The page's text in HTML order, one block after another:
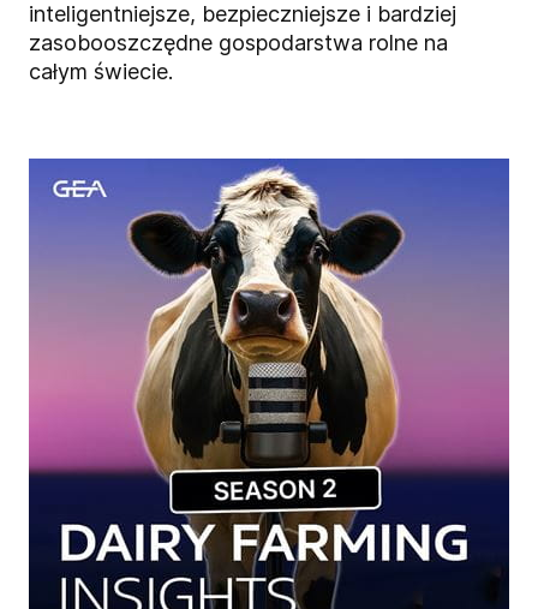
inteligentniejsze, bezpieczniejsze i bardziej
zasobooszczędne gospodarstwa rolne na
całym świecie.